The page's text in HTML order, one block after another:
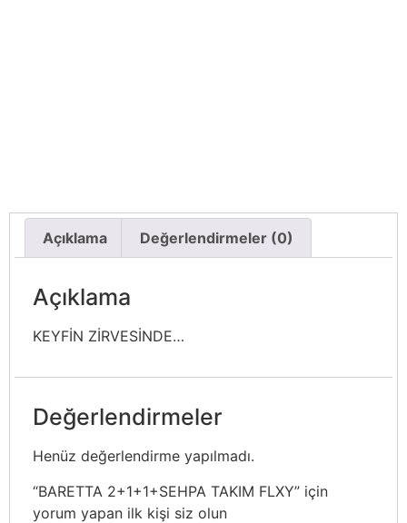
Açıklama Değerlendirmeler (0)
Açıklama
KEYFİN ZİRVESİNDE…
Değerlendirmeler
Henüz değerlendirme yapılmadı.
“BARETTA 2+1+1+SEHPA TAKIM FLXY” için
yorum yapan ilk kişi siz olun